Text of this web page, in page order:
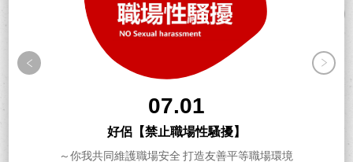
07.01
好侶【禁止職場性騷擾】
～你我共同維護職場安全 打造友善平等職場環境